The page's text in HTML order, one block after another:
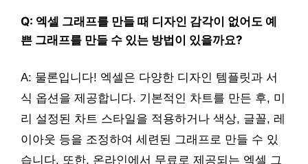
Q: 엑셀 그래프를 만들 때 디자인 감각이 없어도 예
쁜 그래프를 만들 수 있는 방법이 있을까요?
A: 물론입니다! 엑셀은 다양한 디자인 템플릿과 서
식 옵션을 제공합니다. 기본적인 차트를 만든 후, 미
리 설정된 차트 스타일을 적용하거나 색상, 글꼴, 레
이아웃 등을 조정하여 세련된 그래프로 만들 수 있
습니다. 또한, 온라인에서 무료로 제공되는 엑셀 그